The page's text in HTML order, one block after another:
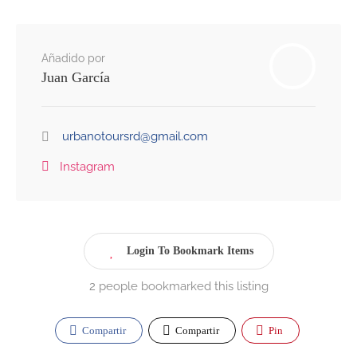
Añadido por
Juan García
urbanotoursrd@gmail.com
Instagram
Login To Bookmark Items
2 people bookmarked this listing
Compartir Compartir Pin